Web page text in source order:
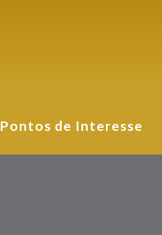
Pontos de Interesse